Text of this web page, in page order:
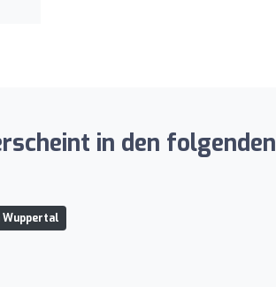
in den folgenden
Wuppertal